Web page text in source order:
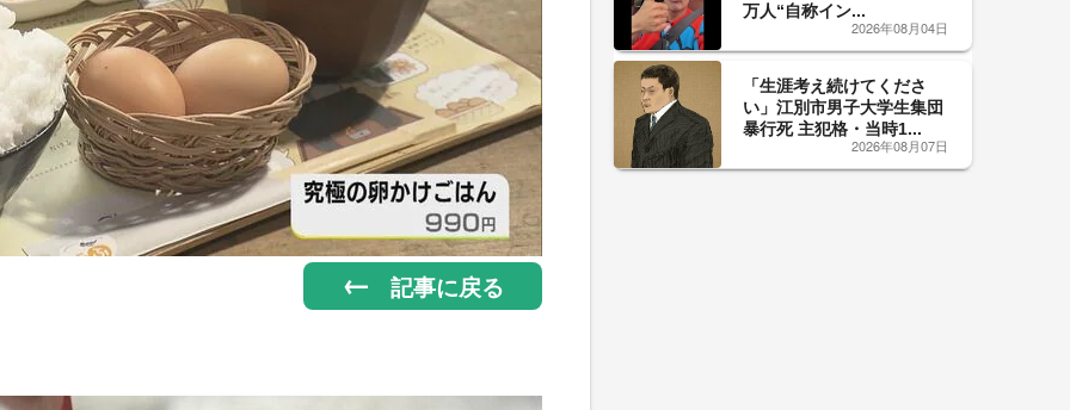
記事に戻る
万人“自称イン...
2026年08月04日
「生涯考え続けてくださ
い」江別市男子大学生集団
暴行死 主犯格・当時1...
2026年08月07日